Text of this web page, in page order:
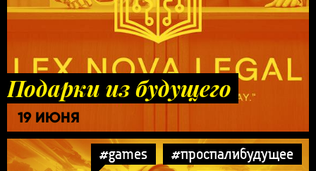
Подарки из будущего
19 ИЮНЯ
#games
#проспалибудущее